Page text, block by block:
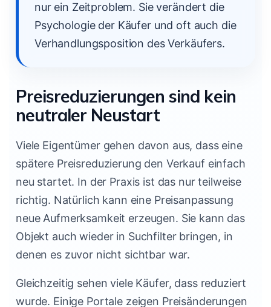
nur ein Zeitproblem. Sie verändert die
Psychologie der Käufer und oft auch die
Verhandlungsposition des Verkäufers.
Preisreduzierungen sind kein
neutraler Neustart
Viele Eigentümer gehen davon aus, dass eine
spätere Preisreduzierung den Verkauf einfach
neu startet. In der Praxis ist das nur teilweise
richtig. Natürlich kann eine Preisanpassung
neue Aufmerksamkeit erzeugen. Sie kann das
Objekt auch wieder in Suchfilter bringen, in
denen es zuvor nicht sichtbar war.
Gleichzeitig sehen viele Käufer, dass reduziert
wurde. Einige Portale zeigen Preisänderungen